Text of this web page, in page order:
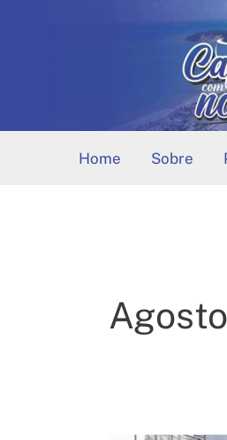
Home Sobre